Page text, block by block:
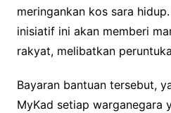
meringankan kos sara
inisiatif ini akan memberi
rakyat, melibatkan
Bayaran bantuan tersebut,
MyKad setiap warganegara